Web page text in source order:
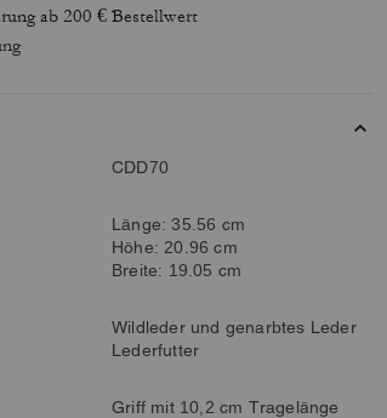
ab 200 € Bestellwert
CDD70
Länge: 35.56 cm
Höhe: 20.96 cm
Breite: 19.05 cm
Wildleder und genarbtes Leder
Lederfutter
Griff mit 10,2 cm Tragelänge